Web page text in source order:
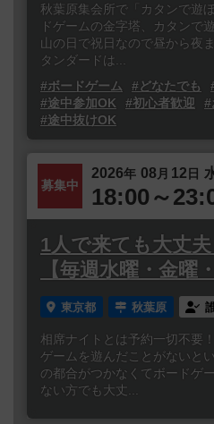
秋葉原集会所で「カタンで遊
ドゲームの金字塔、カタンで
山の日で祝日なので昼から夜
タンダードは...
#ボードゲーム
#どなたでも
#途中参加OK
#初心者歓迎
#
#途中抜けOK
募集中
2026年 08 月 12日
18:00～
1人で来ても大丈
【毎週水曜・金曜
東京都 秋葉原
相席ナイトとは予約一切不要
ゲームを遊んだことがないと
の都合がつかなくてボードゲ
ない方でも大丈...